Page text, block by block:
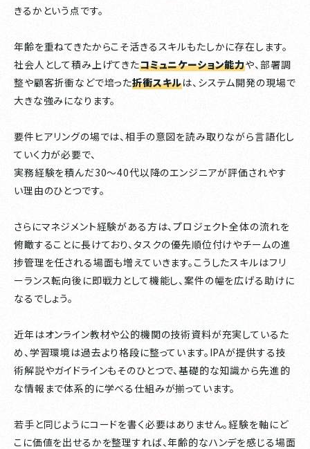
きるかという点です。
年齢を重ねてきたからこそ活きるスキルもたしかに存在します。
社会人として積み上げてきたコミュニケーション能力や、部署調
整や顧客折衝などで培った折衝スキルは、システム開発の現場で
大きな強みになります。
要件ヒアリングの場では、相手の意図を読み取りながら言語化し
ていく力が必要で、
実務経験を積んだ30〜40代以降のエンジニアが評価されやす
い理由のひとつです。
さらにマネジメント経験がある方は、プロジェクト全体の流れを
俯瞰することに長けており、タスクの優先順位付けやチームの進
捗管理を任される場面も増えていきます。こうしたスキルはフリ
ーランス転向後に即戦力として機能し、案件の幅を広げる助けに
なるでしょう。
近年はオンライン教材や公的機関の技術資料が充実しているた
め、学習環境は過去より格段に整っています。IPAが提供する技
術解説やガイドラインもそのひとつで、基礎的な知識から先進的
な情報まで体系的に学べる仕組みが揃っています。
若手と同じようにコードを書く必要はありません。経験を軸にど
こに価値を出せるかを整理すれば、年齢的なハンデを感じる場面